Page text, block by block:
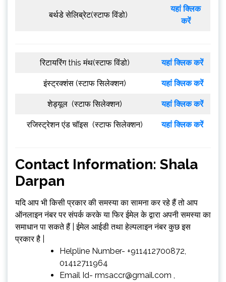
बर्थडे सेलिब्रेट(स्टाफ विंडो)
यहां क्लिक
करें
रिटायरिंग this मंथ(स्टाफ विंडो) यहां क्लिक करें
इंस्ट्रक्शंस (स्टाफ सिलेक्शन) यहां क्लिक करें
शेड्यूल (स्टाफ सिलेक्शन) यहां क्लिक करें
रजिस्ट्रेशन एंड चॉइस (स्टाफ सिलेक्शन) यहां क्लिक करें
Contact Information: Shala
Darpan
यदि आप भी किसी प्रकार की समस्या का सामना कर रहे हैं तो आप
ऑनलाइन नंबर पर संपर्क करके या फिर ईमेल के द्वारा अपनी समस्या का
समाधान पा सकते हैं | ईमेल आईडी तथा हेल्पलाइन नंबर कुछ इस
प्रकार है |
Helpline Number- +911412700872,
01412711964
Email Id- rmsaccr@gmail.com ,